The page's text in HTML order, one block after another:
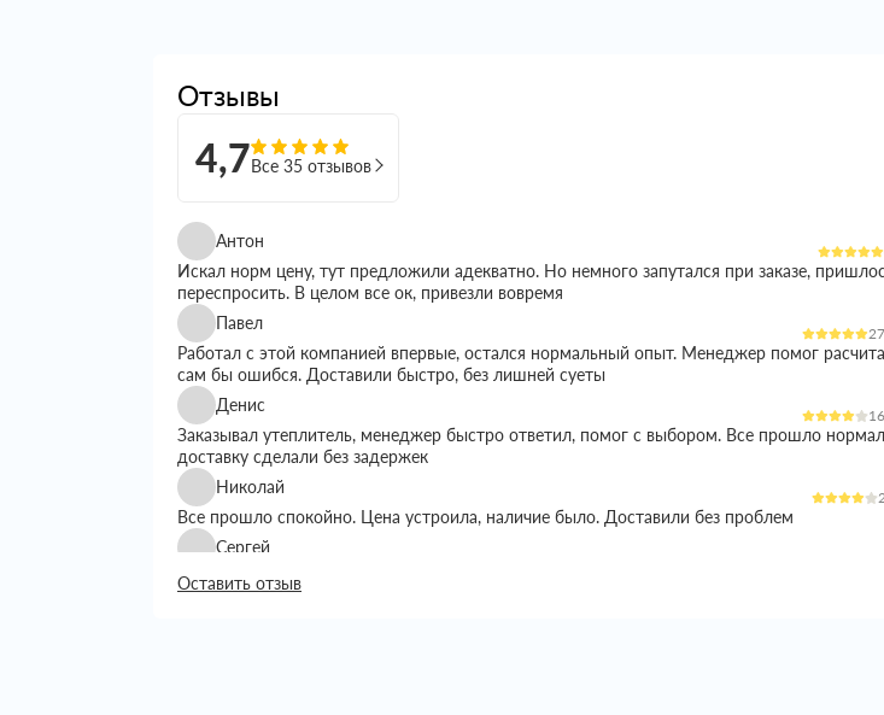
Отзывы
4,7Все 35 отзывов
Антон
Искал норм цену, тут предложили адекватно. Но немного запутался при заказе,
переспросить. В целом все ок, привезли вовремя
Павел
Работал с этой компанией впервые, остался нормальный опыт. Менеджер помог
сам бы ошибся. Доставили быстро, без лишней суеты
Денис
Заказывал утеплитель, менеджер быстро ответил, помог с выбором. Все прошло
доставку сделали без задержек
Николай
Все прошло спокойно. Цена устроила, наличие было. Доставили без проблем
Сергей
Искал утеплитель подешевле, тут предложили норм вариант. Менеджер все расказал,
выбором. Доставку сделали вовремя, все пришло целое
Оставить отзыв